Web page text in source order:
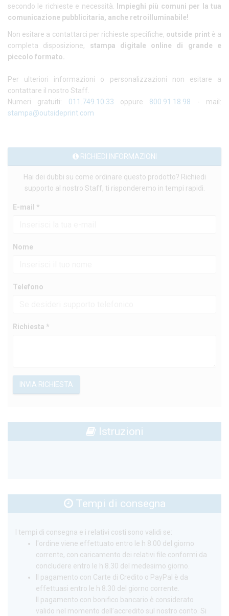
secondo le richieste e necessità.
Impieghi più comuni per la tua
comunicazione pubblicitaria, anche retroilluminabile!
Non esitare a contattarci per richieste specifiche, outside print è a
completa disposizione, stampa digitale
online di grande e
piccolo formato.
Per ulteriori informazioni o personalizzazioni non esitare a
contattare il nostro Staff.
Numeri gratuiti: 011.749.10.33 oppure 800.91.18.98 - mail:
stampa@outsideprint.com
RICHIEDI INFORMAZIONI
Hai dei dubbi su come ordinare questo prodotto? Richiedi
supporto al nostro Staff, ti risponderemo in tempi rapidi.
E-mail *
Nome
Telefono
Richiesta *
INVIA RICHIESTA
Istruzioni
Tempi di consegna
I tempi di consegna e i relativi costi sono validi se:
l'ordine viene effettuato entro le h 8.00 del giorno
corrente, con caricamento dei relativi file conformi da
concludere entro le h 8.30 del medesimo giorno.
Il pagamento con Carte di Credito o PayPal è da
effettuasi entro le h 8.30 del giorno corrente.
Il pagamento con bonifico bancario è considerato
valido nel momento dell’accredito sul nostro conto. Si